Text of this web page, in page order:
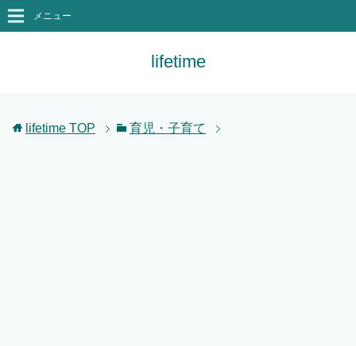
lifetime
メニュー
lifetime TOP 育児・子育て